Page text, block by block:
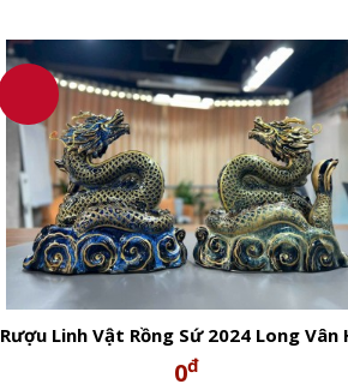
Rượu Linh Vật Rồng Sứ 2024 Long Vân
Lộc ROYAL DARIUS XO GOLD 23K
0đ